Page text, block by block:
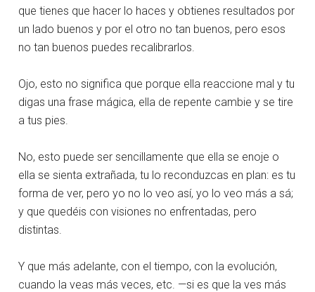
que tienes que hacer lo haces y obtienes resultados por
un lado buenos y por el otro no tan buenos, pero esos
no tan buenos puedes recalibrarlos.
Ojo, esto no significa que porque ella reaccione mal y tu
digas una frase mágica, ella de repente cambie y se tire
a tus pies.
No, esto puede ser sencillamente que ella se enoje o
ella se sienta extrañada, tu lo reconduzcas en plan: es tu
forma de ver, pero yo no lo veo así, yo lo veo más a sá;
y que quedéis con visiones no enfrentadas, pero
distintas.
Y que más adelante, con el tiempo, con la evolución,
cuando la veas más veces, etc. —si es que la ves más